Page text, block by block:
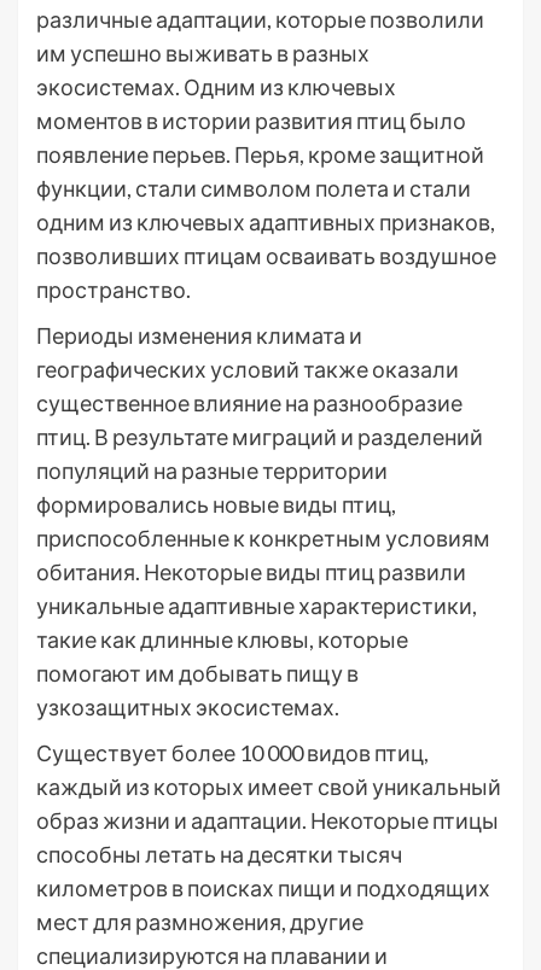
различные адаптации, которые позволили
им успешно выживать в разных
экосистемах. Одним из ключевых
моментов в истории развития птиц было
появление перьев. Перья, кроме защитной
функции, стали символом полета и стали
одним из ключевых адаптивных признаков,
позволивших птицам осваивать воздушное
пространство.
Периоды изменения климата и
географических условий также оказали
существенное влияние на разнообразие
птиц. В результате миграций и разделений
популяций на разные территории
формировались новые виды птиц,
приспособленные к конкретным условиям
обитания. Некоторые виды птиц развили
уникальные адаптивные характеристики,
такие как длинные клювы, которые
помогают им добывать пищу в
узкозащитных экосистемах.
Существует более 10 000 видов птиц,
каждый из которых имеет свой уникальный
образ жизни и адаптации. Некоторые птицы
способны летать на десятки тысяч
километров в поисках пищи и подходящих
мест для размножения, другие
специализируются на плавании и